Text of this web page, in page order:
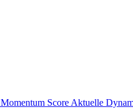
Momentum Score Aktuelle